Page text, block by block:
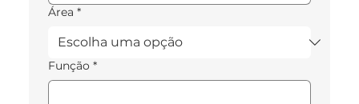
Área *
Função *